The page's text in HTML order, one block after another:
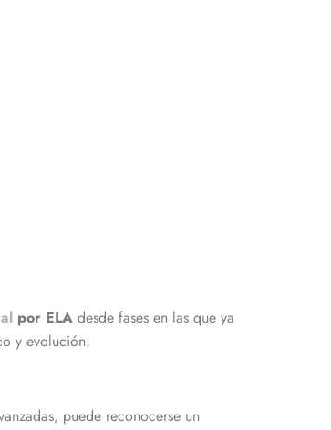
por ELA desde fases en las que ya
y evolución.
puede reconocerse un